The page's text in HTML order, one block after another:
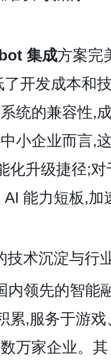
集成方案完
开发成本和
统的兼容性,
小企业而言,
化升级捷径;
能力短板,加
技术沉淀与行
内领先的智能
累,服务于游
万家企业。